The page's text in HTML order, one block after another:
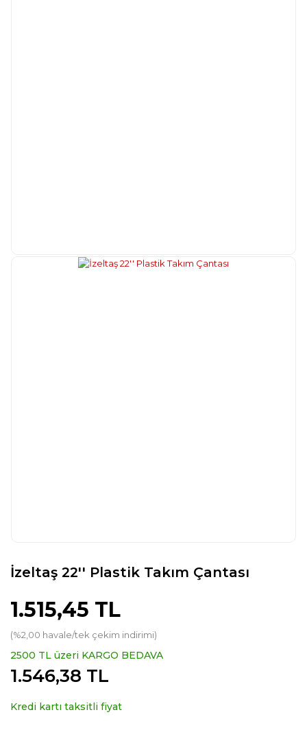
İzeltaş 22'' Plastik Takım Çantası
1.515,45 TL
(%2,00 havale/tek çekim indirimi)
2500 TL üzeri KARGO BEDAVA
1.546,38 TL
Kredi kartı taksitli fiyat